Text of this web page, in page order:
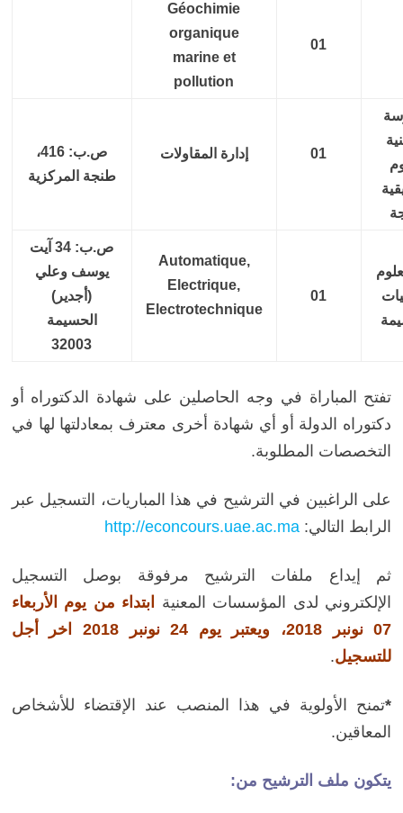
Géochimie
organique
marine et
pollution
01
ص.ب: 416،
طنجة المركزية
إدارة المقاولات 01
ص.ب: 34 آيت
يوسف وعلي
(أجدير)
الحسيمة
32003
Automatique,
Electrique,
Electrotechnique
01
تفتح المباراة في وجه الحاصلين على شهادة الدكتوراه أو
دكتوراه الدولة أو أي شهادة أخرى معترف بمعادلتها لها في
التخصصات المطلوبة.
على الراغبين في الترشيح في هذا المباريات، التسجيل عبر
الرابط التالي: http://econcours.uae.ac.ma
ثم إيداع ملفات الترشيح مرفوقة بوصل التسجيل
الإلكتروني لدى المؤسسات المعنية
ابتداء من يوم الأربعاء
07 نونبر 2018، ويعتبر يوم 24 نونبر 2018 اخر أجل
للتسجيل.
*تمنح الأولوية في هذا المنصب عند الإقتضاء للأشخاص
المعاقين.
يتكون ملف الترشيح من: